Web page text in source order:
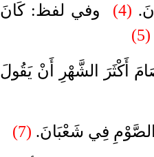
.
(4) وفي لفظ:كَانَ
(5)
أَكْثَرَ الشَّهْرِ أَنْ يَقُولَ
فِي شَعْبَانَ.
(7)